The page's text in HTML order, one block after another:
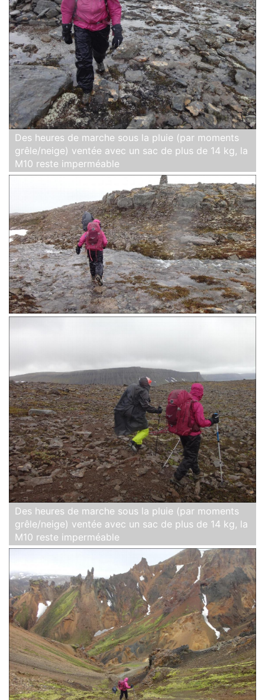
Des heures de marche sous la pluie (par moments
grêle/neige) ventée avec un sac de plus de 14 kg, la
M10 reste imperméable
Des heures de marche sous la pluie (par moments
grêle/neige) ventée avec un sac de plus de 14 kg, la
M10 reste imperméable